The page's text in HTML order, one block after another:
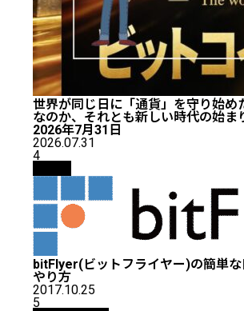
世界が同じ日に「通貨」を守り始
なのか、それとも新しい時代の始
2026年7月31日
2026.07.31
4
bitFlyer(ビットフライヤー)の簡単な
やり方
2017.10.25
5